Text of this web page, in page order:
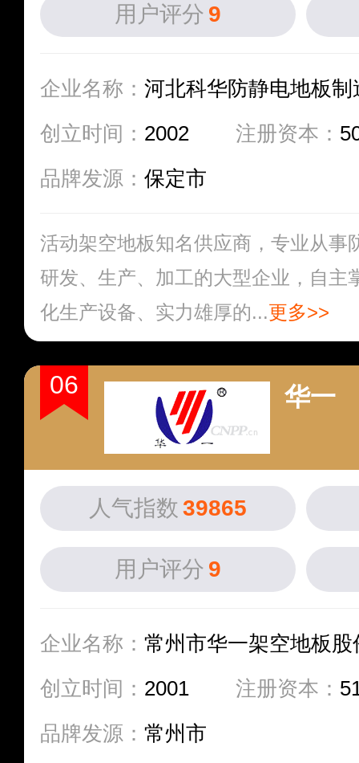
用户评分 9
企业名称： 河北科华防静电地板
创立时间： 2002 注册资本：
品牌发源： 保定市
活动架空地板知名供应商，专业从事
研发、生产、加工的大型企业，自主
化生产设备、实力雄厚的...更多>>
06 华一
人气指数 39865
用户评分 9
企业名称： 常州市华一架空地板
创立时间： 2001 注册资本：
品牌发源： 常州市